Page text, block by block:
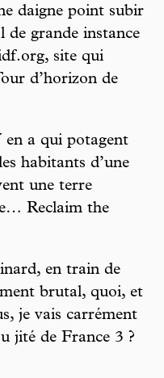
daigne point subir
de grande instance
site qui
d’horizon de
en a qui potagent
habitants d’une
une terre
Reclaim the
en train de
brutal, quoi, et
je vais carrément
jité de France 3 ?